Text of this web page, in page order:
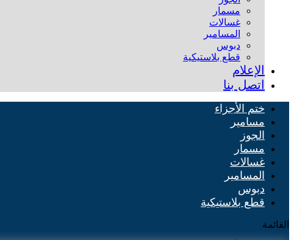
مسمار
غسالات
المسامير
دبوس
قطع بلاستيكية
الإعلام
اتصل بنا
ختم الأجزاء
مسامير
الجوز
مسمار
غسالات
المسامير
دبوس
قطع بلاستيكية
القائمة